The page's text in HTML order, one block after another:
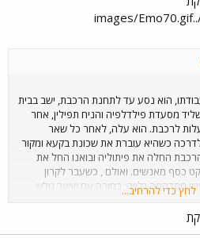
הוא נסע עד לתחנת הרכבת, ישב בבית
מסעדת פילדלפיה והניח תפילין, אחר
לרכבת. הוא עלה, לאחר כל שאר
כשהיא עוברת את שכונת בקעא ומקור
החלה את פיתוליה ובואנו החל את
כסף מאנשים. ואולם , כשעבר לקרון
מתדהמה גלויה: בחורה עם שיער גולש
שמלה ארוכה ולבנה ישבה חבוקה עם
ג'ינס,יפה תואר ארוך שיער, הוא ליטף
דברי חיבה, היא הייתה שקועה כל כך במילים
לחץ כדי להרחיב...